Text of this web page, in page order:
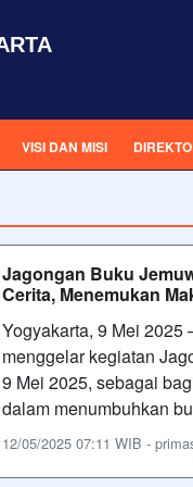
VISI DAN MISI
Jagongan Buku
Cerita, Menemukan
Yogyakarta, 9 Mei
menggelar kegiatan
9 Mei 2025, sebagai
dalam menumbuhkan bu
12/05/2025 07:11 WIB -